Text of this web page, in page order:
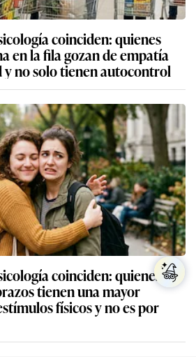
coinciden: quienes
en la fila gozan de empatía
no solo tienen autocontrol
coinciden: quienes no
tienen una mayor
físicos y no es por